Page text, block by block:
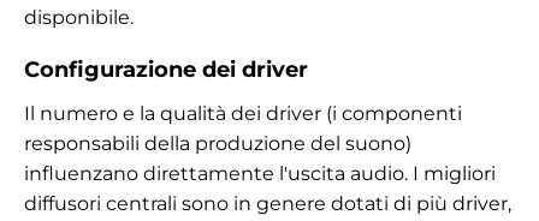
disponibile.
Configurazione dei driver
Il numero e la qualità dei driver (i componenti
responsabili della produzione del suono)
influenzano direttamente l'uscita audio. I migliori
diffusori centrali sono in genere dotati di più driver,